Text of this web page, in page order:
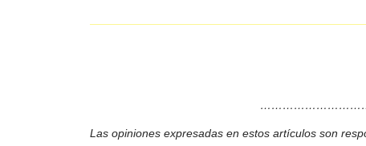
Las opiniones expresadas en estos artículos son